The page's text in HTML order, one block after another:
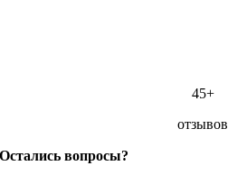
45+
отзывов
Остались вопросы?